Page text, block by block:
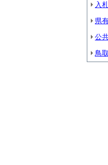
入
県
公
鳥